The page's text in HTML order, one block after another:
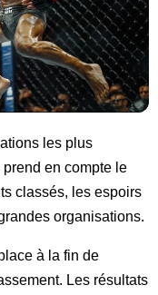
les plus
en compte le
classés, les espoirs
organisations.
à la fin de
Les résultats